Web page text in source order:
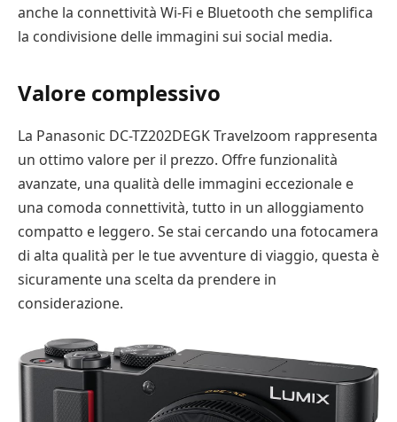
anche la connettività Wi-Fi e Bluetooth che semplifica
la condivisione delle immagini sui social media.
Valore complessivo
La Panasonic DC-TZ202DEGK Travelzoom rappresenta
un ottimo valore per il prezzo. Offre funzionalità
avanzate, una qualità delle immagini eccezionale e
una comoda connettività, tutto in un alloggiamento
compatto e leggero. Se stai cercando una fotocamera
di alta qualità per le tue avventure di viaggio, questa è
sicuramente una scelta da prendere in
considerazione.